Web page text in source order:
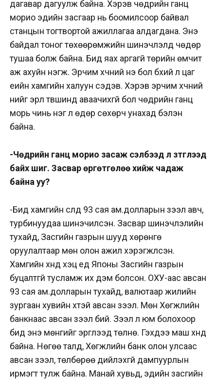
дагавар дагуулж байна. Хэрэв чөдрийн ганц
морио эдийн засгаар нь боомилсоор байвал
станцын тогтвортой ажиллагаа алдагдана. Энэ
байдал тоног төхөөрөмжийн шинэчлэлд чөдөр
тушаа болж байна. Бид яах аргагүй төрийн өмчит
аж ахуйн нэгж. Эрчим хүчний үнэ бол бүхий л цаг
үеийн хамгийн халуун сэдэв. Хэрэв эрчим хүчний
үнийг эрүүл түвшинд аваачихгүй бол чөдрийн ганц
морь чинь нэг л өдөр сөхөрч унахад бэлэн
байна.
-Чөдрийн ганц морио засаж сэлбээд л зүтгүүлээд
байх шиг. Засвар өргөтгөлөө хийж чадаж
байна уу?
-Бид хамгийн сүүлд 93 сая ам.долларын зээл авч,
турбинуудаа шинэчилсэн. Засвар шинэчлэлийн
тухайд, Засгийн газрын шууд хөрөнгө
оруулалтаар мөн олон ажил хэрэгжүүлсэн.
Хамгийн хүнд хэцүү үед Японы Засгийн газрын
буцалтгүй тусламж их дэм болсон. ОХУ-аас авсан
93 сая ам.долларын тухайд, валютаар жилийн
зургаан хувийн хүүтэй авсан зээл. Мөн Хөгжлийн
банкнаас авсан зээл бий. Зээл л юм болохоор
бид энэ мөнгийг эргүүлээд төлнө. Гэхдээ маш хүнд
байна. Нөгөө талд, Хөгжлийн банк олон улсаас
авсан зээл, төлбөрөө дийлэхгүй дампуурлын
ирмэгт тулж байна. Манай хувьд, эдийн засгийн